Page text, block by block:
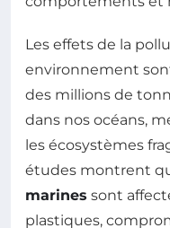
Les effets de la
environnement
des millions de
dans nos océans,
les écosystèmes
études montrent
marines sont
plastiques,